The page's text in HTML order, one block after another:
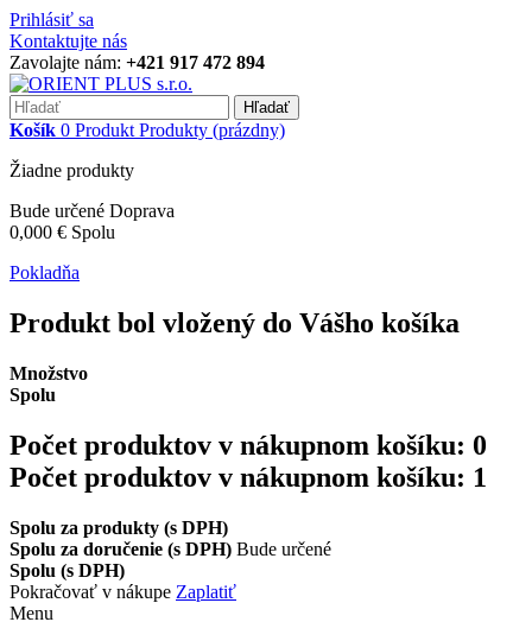
Prihlásiť sa
Kontaktujte nás
Zavolajte nám: +421 917 472 894
Hľadať
Košík 0 Produkt Produkty (prázdny)
Žiadne produkty
Bude určené Doprava
0,000 € Spolu
Pokladňa
Produkt bol vložený do Vášho košíka
Množstvo
Spolu
Počet produktov v nákupnom košíku: 0
Počet produktov v nákupnom košíku: 1
Spolu za produkty (s DPH)
Spolu za doručenie (s DPH) Bude určené
Spolu (s DPH)
Pokračovať v nákupe Zaplatiť
Menu